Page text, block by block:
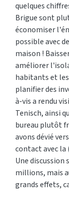
quelques
Brigue sont
économiser
possible avec
maison !
améliorer
habitants et
planifier des
à-vis a rendu
Tenisch, ainsi
bureau plutôt
avons dévié
contact avec la
Une discussion
millions, mais
grands effets,